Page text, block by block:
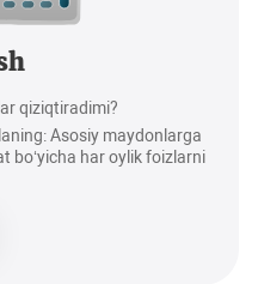
qiziqtiradimi?
Asosiy maydonlarga
bo‘yicha har oylik foizlarni